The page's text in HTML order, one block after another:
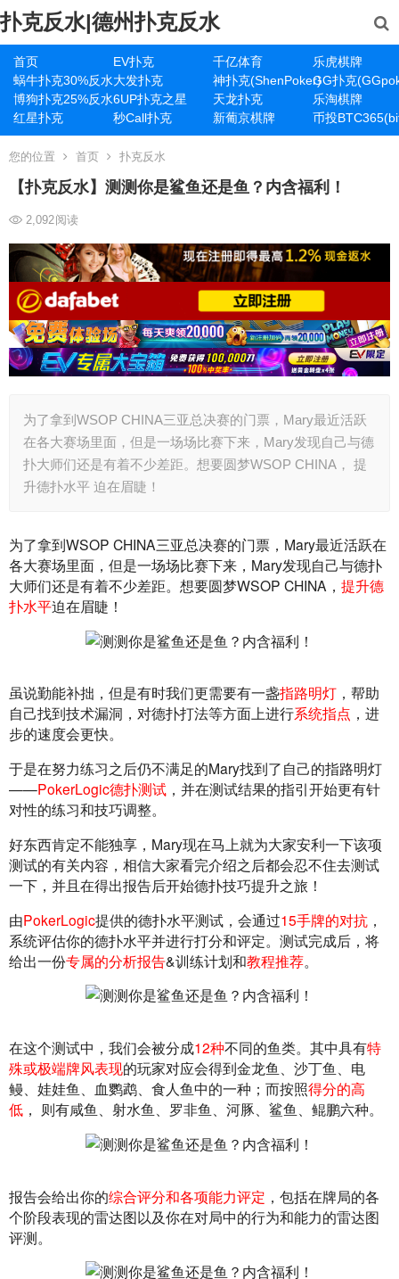
扑克反水|德州扑克反水
首页 EV扑克 千亿体育
乐虎棋牌
蜗牛扑克30%反水大发扑克 神扑克(ShenPoker)GG扑克
博狗扑克25%反水6UP扑克之星 天龙扑克
乐淘棋牌
红星扑克
秒Call扑克 新葡京棋牌 币投
您的位置 首页 扑克反水
【扑克反水】测测你是鲨鱼还是鱼？内含福利！
2,092阅读
为了拿到WSOP CHINA三亚总决赛的门票，Mary最近活跃
在各大赛场里面，但是一场场比赛下来，Mary发现自己与德
扑大师们还是有着不少差距。想要圆梦WSOP CHINA， 提
升德扑水平 迫在眉睫！
为了拿到WSOP CHINA三亚总决赛的门票，Mary最近活跃在
各大赛场里面，但是一场场比赛下来，Mary发现自己与德扑
大师们还是有着不少差距。想要圆梦WSOP CHINA， 提升德
扑水平迫在眉睫！
虽说勤能补拙，但是有时我们更需要有一盏指路明灯 ，帮助
自己找到技术漏洞，对德扑打法等方面上进行系统指点 ，进
步的速度会更快。
于是在努力练习之后仍不满足的Mary找到了自己的指路明灯
——PokerLogic德扑测试 ，并在测试结果的指引开始更有针
对性的练习和技巧调整。
好东西肯定不能独享，Mary现在马上就为大家安利一下该项
测试的有关内容，相信大家看完介绍之后都会忍不住去测试
一下，并且在得出报告后开始德扑技巧提升之旅！
由PokerLogic提供的德扑水平测试，会通过15手牌的对抗 ，
系统评估你的德扑水平并进行打分和评定。测试完成后，将
给出一份专属的分析报告&训练计划和教程推荐。
在这个测试中，我们会被分成12种不同的鱼类。其中具有特
殊或极端牌风表现的玩家对应会得到金龙鱼、沙丁鱼、电
鳗、娃娃鱼、血鹦鹉、食人鱼中的一种；而按照得分的高
低 ， 则有咸鱼、射水鱼、罗非鱼、河豚、鲨鱼、鲲鹏六种。
报告会给出你的综合评分和各项能力评定 ，包括在牌局的各
个阶段表现的雷达图以及你在对局中的行为和能力的雷达图
评测。